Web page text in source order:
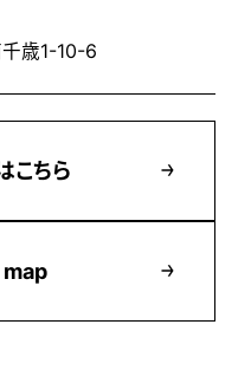
歳1-10-6
こちら